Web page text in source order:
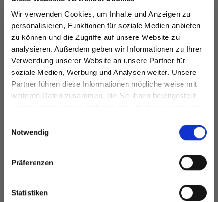
Wir verwenden Cookies, um Inhalte und Anzeigen zu
personalisieren, Funktionen für soziale Medien anbieten
zu können und die Zugriffe auf unsere Website zu
analysieren. Außerdem geben wir Informationen zu Ihrer
Verwendung unserer Website an unsere Partner für
soziale Medien, Werbung und Analysen weiter. Unsere
Partner führen diese Informationen möglicherweise mit
weiteren Daten zusammen, die Sie ihnen bereitgestellt
Notwendig
Präferenzen
Statistiken
DROPS STICK
COUNTER
EUR 2.85
Alle Optionen
Spare bis zu 50%
und erhalte exklusiven Zugang zu